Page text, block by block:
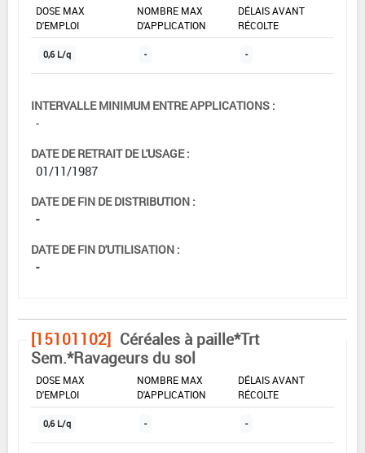
DOSE MAX
D'EMPLOI
NOMBRE MAX
D'APPLICATION
DÉLAIS AVANT
RÉCOLTE
0,6 L/q - -
INTERVALLE MINIMUM ENTRE APPLICATIONS :
-
DATE DE RETRAIT DE L'USAGE :
01/11/1987
DATE DE FIN DE DISTRIBUTION :
-
DATE DE FIN D'UTILISATION :
-
[15101102] Céréales à paille*Trt
Sem.*Ravageurs du sol
DOSE MAX
D'EMPLOI
NOMBRE MAX
D'APPLICATION
DÉLAIS AVANT
RÉCOLTE
0,6 L/q - -